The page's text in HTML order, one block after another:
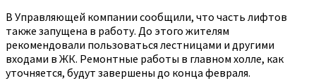
В Управляющей компании сообщили, что часть лифтов
также запущена в работу. До этого жителям
рекомендовали пользоваться лестницами и другими
входами в ЖК. Ремонтные работы в главном холле, как
уточняется, будут завершены до конца февраля.